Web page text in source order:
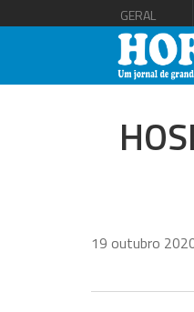
GERAL
19 outubro